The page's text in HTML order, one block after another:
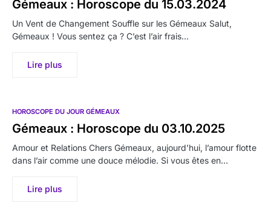
Gémeaux : Horoscope du 15.03.2024
Un Vent de Changement Souffle sur les Gémeaux Salut,
Gémeaux ! Vous sentez ça ? C’est l’air frais…
Lire plus
HOROSCOPE DU JOUR GÉMEAUX
Gémeaux : Horoscope du 03.10.2025
Amour et Relations Chers Gémeaux, aujourd’hui, l’amour flotte
dans l’air comme une douce mélodie. Si vous êtes en…
Lire plus